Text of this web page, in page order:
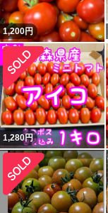
1,200円
1,280円